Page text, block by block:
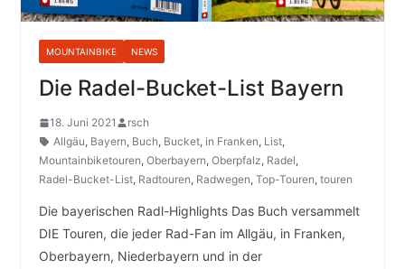
MOUNTAINBIKE NEWS
Die Radel-Bucket-List Bayern
18. Juni 2021
rsch
Allgäu, Bayern, Buch, Bucket, in Franken, List,
Mountainbiketouren, Oberbayern, Oberpfalz, Radel,
Radel-Bucket-List, Radtouren, Radwegen, Top-Touren, touren
Die bayerischen Radl-Highlights Das Buch versammelt
DIE Touren, die jeder Rad-Fan im Allgäu, in Franken,
Oberbayern, Niederbayern und in der